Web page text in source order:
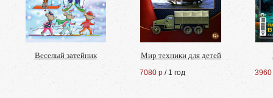
Веселый затейник Мир техники для детей
7080 р / 1 год 3960